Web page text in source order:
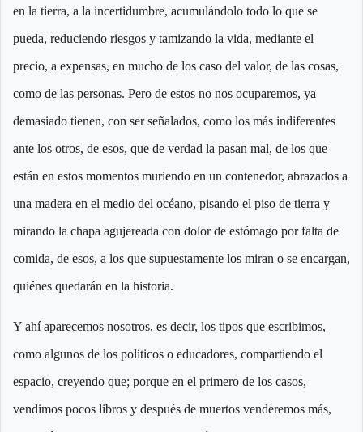
en la tierra, a la incertidumbre, acumulándolo todo lo que se
pueda, reduciendo riesgos y tamizando la vida, mediante el
precio, a expensas, en mucho de los caso del valor, de las cosas,
como de las personas. Pero de estos no nos ocuparemos, ya
demasiado tienen, con ser señalados, como los más indiferentes
ante los otros, de esos, que de verdad la pasan mal, de los que
están en estos momentos muriendo en un contenedor, abrazados a
una madera en el medio del océano, pisando el piso de tierra y
mirando la chapa agujereada con dolor de estómago por falta de
comida, de esos, a los que supuestamente los miran o se encargan,
quiénes quedarán en la historia.
Y ahí aparecemos nosotros, es decir, los tipos que escribimos,
como algunos de los políticos o educadores, compartiendo el
espacio, creyendo que; porque en el primero de los casos,
vendimos pocos libros y después de muertos venderemos más,